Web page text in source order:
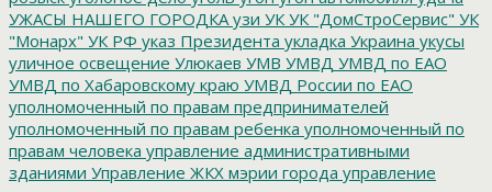
УЖАСЫ НАШЕГО ГОРОДКА узи УК УК "ДомСтроСервис" УК
"Монарх" УК РФ указ Президента укладка Украина укусы
уличное освещение Улюкаев УМВ УМВД УМВД по ЕАО
УМВД по Хабаровскому краю УМВД России по ЕАО
уполномоченный по правам предпринимателей
уполномоченный по правам ребенка уполномоченный по
правам человека управление административными
зданиями Управление ЖКХ мэрии города управление